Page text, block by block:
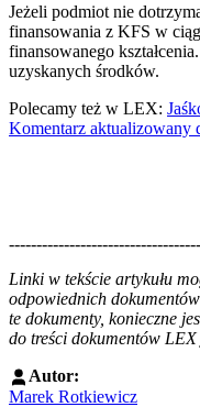
Jeżeli podmiot nie
finansowania z KFS w
finansowanego
uzyskanych środków.
Polecamy też w LEX:
Komentarz aktualizowany
Linki w tekście artykułu
odpowiednich
te dokumenty, konieczne
do treści dokumentów
Autor:
Marek Rotkiewicz